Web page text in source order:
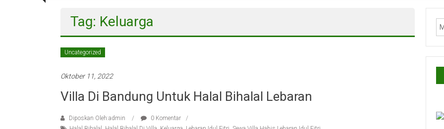
Tag: Keluarga
Uncategorized
Oktober 11, 2022
Villa Di Bandung Untuk Halal Bihalal Lebaran
Diposkan Oleh:admin
0 Komentar